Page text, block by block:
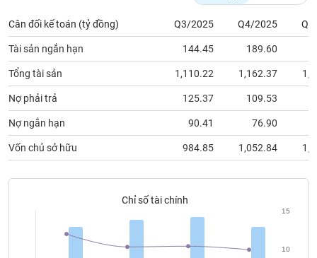
Cân đối kế toán (tỷ đồng) Q3/2025 Q4/2025
Tài sản ngắn hạn 144.45 189.60
Tổng tài sản 1,110.22 1,162.37
Nợ phải trả 125.37 109.53
Nợ ngắn hạn 90.41 76.90
Vốn chủ sở hữu 984.85 1,052.84
Chỉ số tài chính
10
15
cụ
đầu
tư
Truyền
thông
tài
chính